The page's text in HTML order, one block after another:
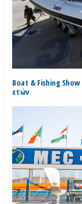
Boat & Fishing
ετών